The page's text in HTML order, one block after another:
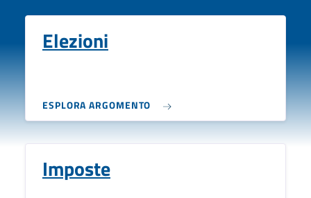
Elezioni
ESPLORA ARGOMENTO
Imposte